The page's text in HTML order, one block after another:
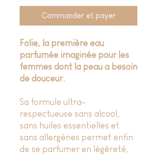
Commander et payer
Folie, la première eau
parfumée imaginée pour les
femmes dont la peau a besoin
de douceur.
Sa formule ultra-
respectueuse sans alcool,
sans huiles essentielles et
sans allergènes permet enfin
de se parfumer en légèreté,